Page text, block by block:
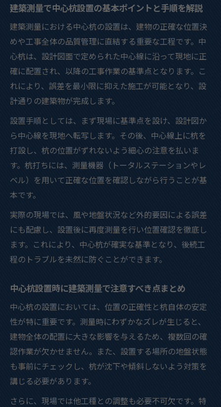
建築測量で中心杭設置の基本ポイントと手順を解説
建築測量における中心杭の設置は、建物の正確な位置決
めや工事全体の品質管理に直結する重要な工程です。中
心杭は、設計図面で定められた中心線に沿って現地に正
確に配置され、以降の工事作業の基準点となります。こ
れにより、誤差を最小限に抑えた施工が可能となり、設
計通りの建築物が完成します。
設置手順としては、まず現場に基準点を設け、設計図か
ら中心線を現地へ転写します。その後、中心線上に杭を
打設し、杭の位置がずれないよう細心の注意を払いま
す。杭打ちには、測量機器（トータルステーションやレ
ベル）を用いて正確な位置を確認しながら行うことが基
本です。
実際の現場では、風や地盤状況など外的要因による誤差
にも配慮し、設置後に再度測量を行い位置確認を徹底し
ます。これにより、中心杭が確実な基準となり、後続工
程のトラブルを未然に防ぐことができます。
中心杭設置時に建築測量で注意すべき点まとめ
中心杭の設置においては、位置の正確性と杭自体の安定
性が特に重要です。測量時にわずかなズレが生じると、
建物全体の配置に大きな影響を与えるため、複数回の確
認作業が欠かせません。また、設置する場所の地盤状態
も事前にチェックし、杭が沈下や傾斜しないよう対策を
講じる必要があります。
さらに、現場では他工種との調整も必要不可欠です。特